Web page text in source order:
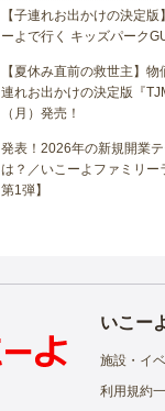
【子連れお出かけの決定
ーよで行く キッズパーク
【夏休み直前の救世主】
連れお出かけの決定版『
（月）発売！
発表！2026年の新規開業
は？／いこーよファミリ
第1弾】
いこー
施設・イ
利用規約